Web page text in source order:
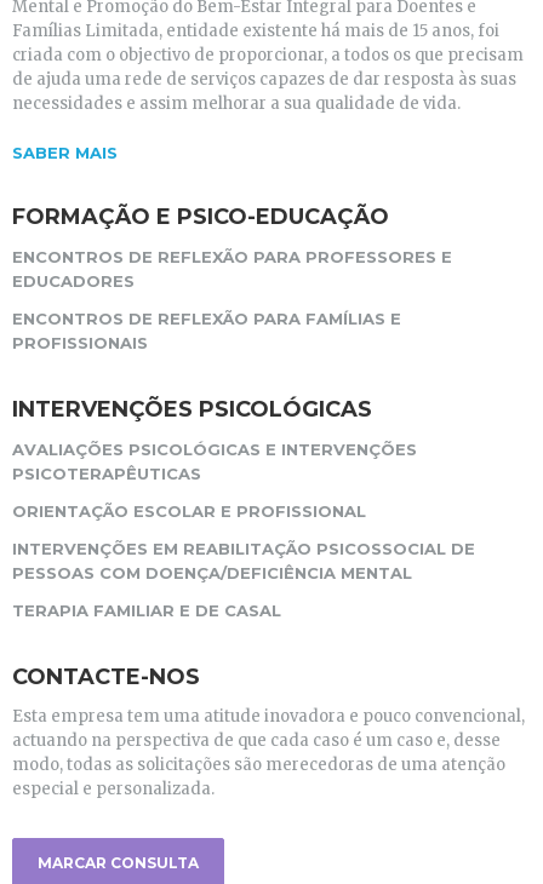
Mental e Promoção do Bem-Estar Integral para Doentes e
Famílias Limitada, entidade existente há mais de 15 anos, foi
criada com o objectivo de proporcionar, a todos os que precisam
de ajuda uma rede de serviços capazes de dar resposta às suas
necessidades e assim melhorar a sua qualidade de vida.
SABER MAIS
FORMAÇÃO E PSICO-EDUCAÇÃO
ENCONTROS DE REFLEXÃO PARA PROFESSORES E
EDUCADORES
ENCONTROS DE REFLEXÃO PARA FAMÍLIAS E
PROFISSIONAIS
INTERVENÇÕES PSICOLÓGICAS
AVALIAÇÕES PSICOLÓGICAS E INTERVENÇÕES
PSICOTERAPÊUTICAS
ORIENTAÇÃO ESCOLAR E PROFISSIONAL
INTERVENÇÕES EM REABILITAÇÃO PSICOSSOCIAL DE
PESSOAS COM DOENÇA/DEFICIÊNCIA MENTAL
TERAPIA FAMILIAR E DE CASAL
CONTACTE-NOS
Esta empresa tem uma atitude inovadora e pouco convencional,
actuando na perspectiva de que cada caso é um caso e, desse
modo, todas as solicitações são merecedoras de uma atenção
especial e personalizada.
MARCAR CONSULTA